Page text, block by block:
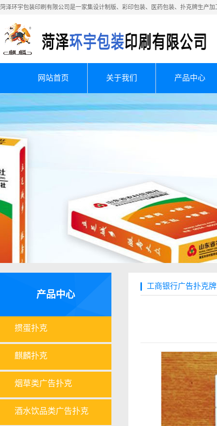
菏泽环宇包装印刷有限公司是一家集设计制版、彩印包装、医药包装、扑克牌生产
网站首页 关于我们 产品中心
产品中心
掼蛋扑克
麒麟扑克
烟草类广告扑克
酒水饮品类广告扑克
工商银行广告扑克牌